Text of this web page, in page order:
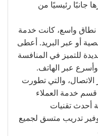
جانبًا رئيسيًا من
نطاق واسع، كانت خدمة
أو عبر البريد. أعطى
للتميز في المنافسة
عبر الهاتف.
الاتصال، والتي تطورت
خدمة العملاء
أحدث تقنيات
تدريب متسق لجميع